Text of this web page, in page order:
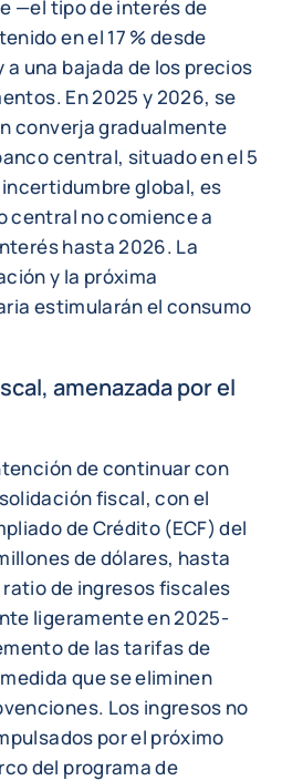
—el tipo de interés de
en el 17 % desde
una bajada de los precios
En 2025 y 2026, se
converja gradualmente
central, situado en el 5
global, es
central no comience a
hasta 2026. La
y la próxima
estimularán el consumo
amenazada por el
de continuar con
fiscal, con el
de Crédito (ECF) del
de dólares, hasta
ratio de ingresos fiscales
ligeramente en 2025-
de las tarifas de
que se eliminen
Los ingresos no
por el próximo
del programa de